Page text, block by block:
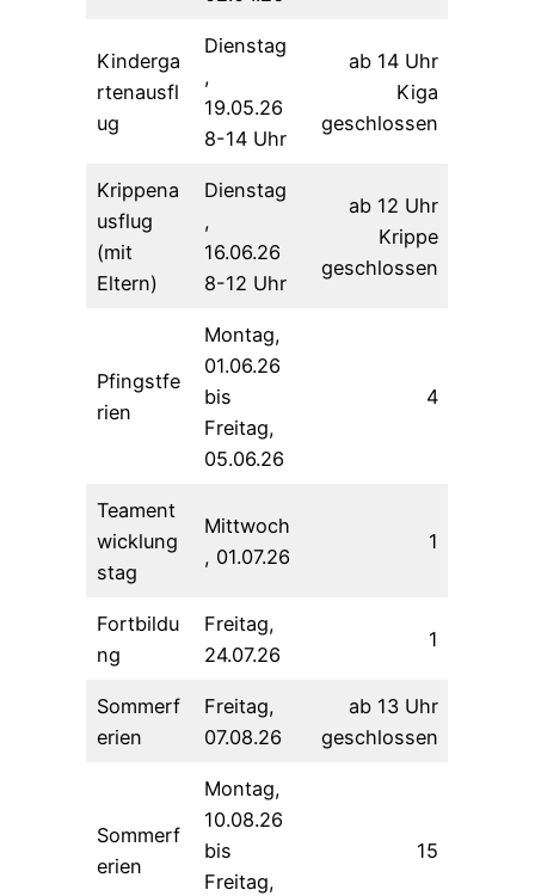
Kinderga
rtenausfl
ug
Dienstag
,
19.05.26
8-14 Uhr
ab 14 Uhr
Kiga
geschlossen
Krippena
usflug
(mit
Eltern)
Dienstag
,
16.06.26
8-12 Uhr
ab 12 Uhr
Krippe
geschlossen
Pfingstfe
rien
Montag,
01.06.26
bis
Freitag,
05.06.26
4
Teament
wicklung
stag
Mittwoch
, 01.07.26
1
Fortbildu
ng
Freitag,
24.07.26
1
Sommerf
erien
Freitag,
07.08.26
ab 13 Uhr
geschlossen
Sommerf
erien
Montag,
10.08.26
bis
Freitag,
15